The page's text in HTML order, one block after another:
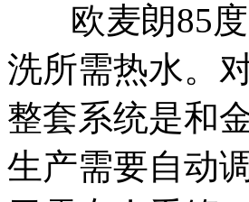
欧麦朗85
洗所需热水。
整套系统是和
生产需要自动